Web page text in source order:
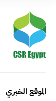
الموقع الخبري